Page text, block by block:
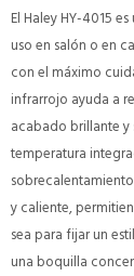
El Haley HY-4015
uso en salón o en
con el máximo
infrarrojo ayuda a
acabado brillante y
temperatura
y caliente,
sea para fijar un
una boquilla